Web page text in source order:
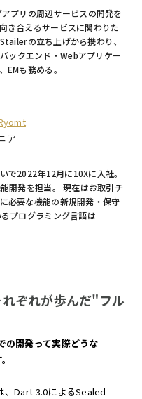
プリの周辺サービスの開発を
き合えるサービスに関わりた
の立ち上げから携わり、
ックエンド・Webアプリケー
も務める。
ア
で2022年12月に10Xに入社。
開発を担当。 現在はお取引チ
必要な機能の新規開発・保守
プログラミング言語は
ぞれが歩んだ"フル
開発って実際どうな
、Dart 3.0によるSealed